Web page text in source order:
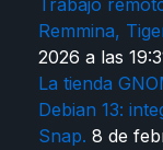
Trabajo
Remmina,
2026 a las
La tienda
Debian 13:
Snap. 8 de